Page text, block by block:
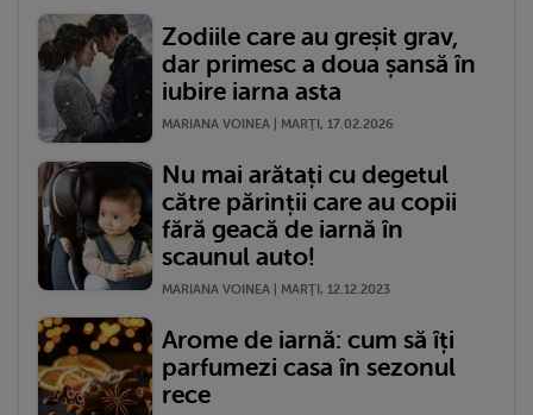
Zodiile care au greșit grav,
dar primesc a doua șansă în
iubire iarna asta
MARIANA VOINEA | MARŢI, 17.02.2026
Nu mai arătați cu degetul
către părinții care au copii
fără geacă de iarnă în
scaunul auto!
MARIANA VOINEA | MARŢI, 12.12.2023
Arome de iarnă: cum să îți
parfumezi casa în sezonul
rece